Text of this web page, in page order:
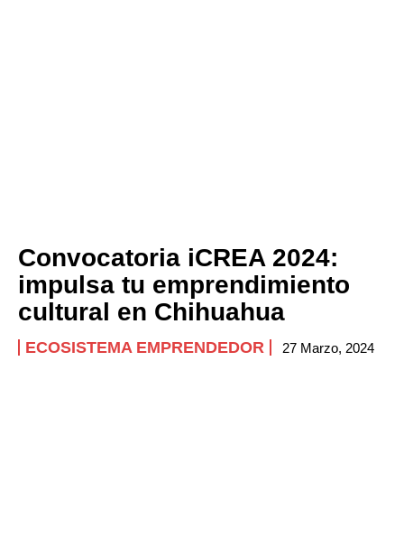
Convocatoria iCREA 2024:
impulsa tu emprendimiento
cultural en Chihuahua
ECOSISTEMA EMPRENDEDOR 27 Marzo, 2024